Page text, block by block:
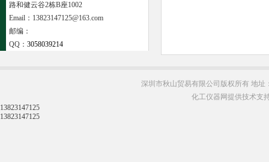
路和健云谷2栋B座1002
Email：13823147125@163.com
邮编：
QQ： 3058039214
深圳市秋山贸易有限公司版权所有 地址
化工仪器网提供技术支
13823147125
13823147125